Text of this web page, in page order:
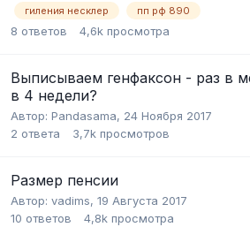
гиления несклер пп рф 890
8 ответов 4,6k просмотра
Выписываем генфаксон - раз в
в 4 недели?
Автор: Pandasama, 24 Ноября 2017
2 ответа 3,7k просмотров
Размер пенсии
Автор: vadims, 19 Августа 2017
10 ответов 4,8k просмотра